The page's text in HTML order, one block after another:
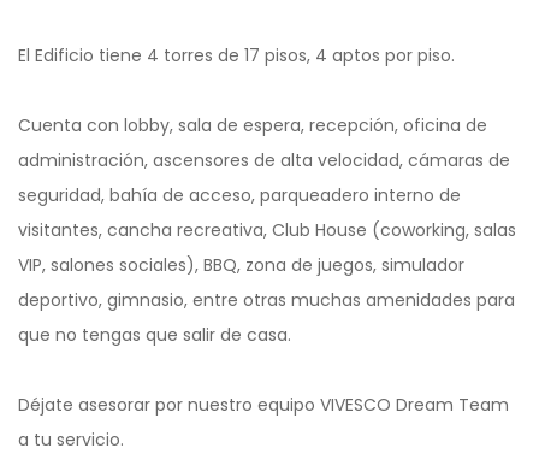
El Edificio tiene 4 torres de 17 pisos, 4 aptos por piso.
Cuenta con lobby, sala de espera, recepción, oficina de
administración, ascensores de alta velocidad, cámaras de
seguridad, bahía de acceso, parqueadero interno de
visitantes, cancha recreativa, Club House (coworking, salas
VIP, salones sociales), BBQ, zona de juegos, simulador
deportivo, gimnasio, entre otras muchas amenidades para
que no tengas que salir de casa.
Déjate asesorar por nuestro equipo VIVESCO Dream Team
a tu servicio.